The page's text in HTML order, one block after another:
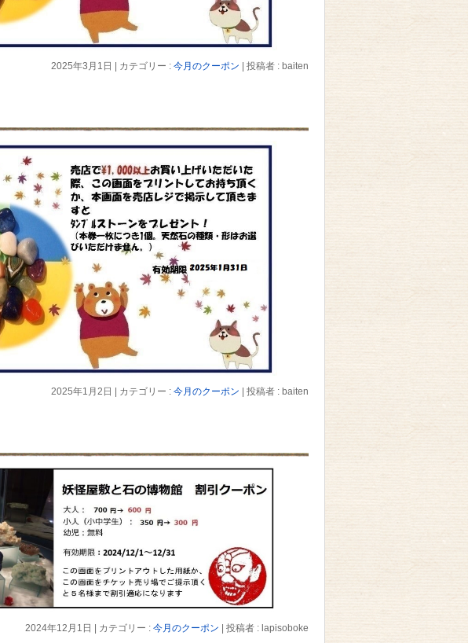
2025年3月1日 カテゴリー : 今月のクーポン 投稿者 : baiten
2025年1月2日 | カテゴリー : 今月のクーポン | 投稿者 : baiten
2024年12月1日 カテゴリー : 今月のクーポン 投稿者 : lapisoboke